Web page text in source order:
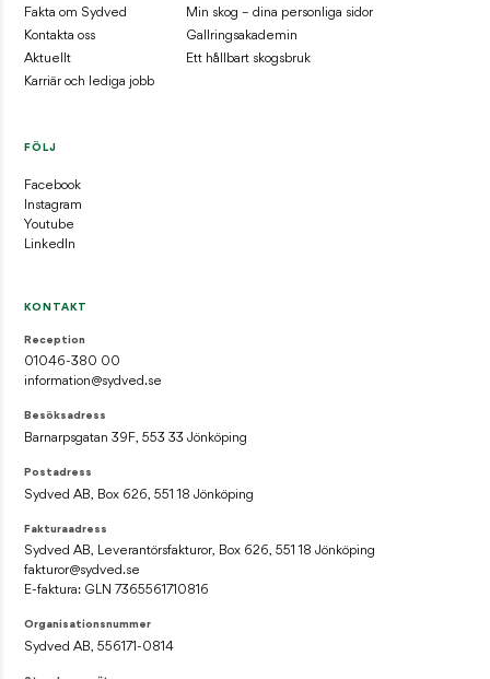
Fakta om Sydved
Kontakta oss
Aktuellt
Karriär och lediga jobb
Min skog – dina personliga sidor
Gallringsakademin
Ett hållbart skogsbruk
FÖLJ
Facebook
Instagram
Youtube
LinkedIn
KONTAKT
Reception
01046-380 00
information@sydved.se
Besöksadress
Barnarpsgatan 39F, 553 33 Jönköping
Postadress
Sydved AB, Box 626, 551 18 Jönköping
Fakturaadress
Sydved AB, Leverantörsfakturor, Box 626, 551 18 Jönköping
fakturor@sydved.se
E-faktura: GLN 7365561710816
Organisationsnummer
Sydved AB, 556171-0814